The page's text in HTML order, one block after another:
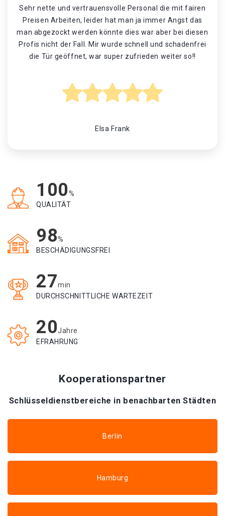
Sehr nette und vertrauensvolle Personal die mit fairen
Preisen Arbeiten, leider hat man ja immer Angst das
man abgezockt werden könnte dies war aber bei diesen
Profis nicht der Fall. Mir wurde schnell und schadenfrei
die Tür geöffnet, war super zufrieden weiter so!!
Elsa Frank
100%
QUALITÄT
98%
BESCHÄDIGUNGSFREI
27min
DURCHSCHNITTLICHE WARTEZEIT
20Jahre
EFRAHRUNG
Kooperationspartner
Schlüsseldienstbereiche in benachbarten Städten
Berlin
Hamburg